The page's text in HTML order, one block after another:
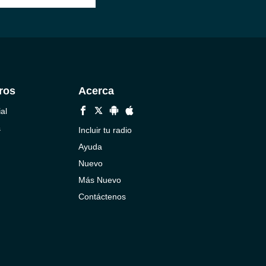
Acerca
Incluir tu radio
Ayuda
Nuevo
Más Nuevo
Contáctenos